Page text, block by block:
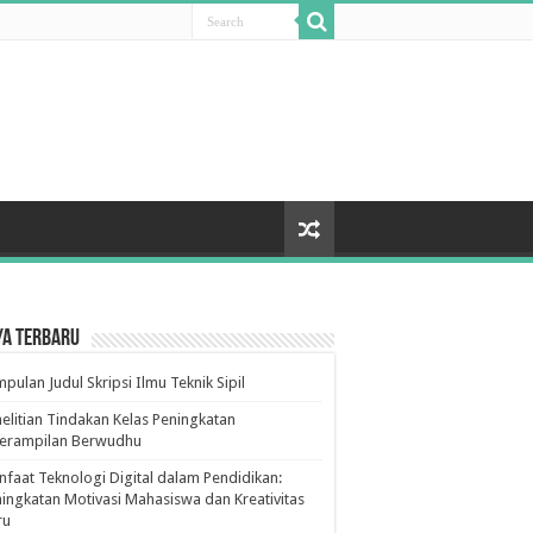
Terbaru
Judul Skripsi Ilmu Teknik Sipil
Tindakan Kelas Peningkatan
Berwudhu
Teknologi Digital dalam Pendidikan:
Motivasi Mahasiswa dan Kreativitas